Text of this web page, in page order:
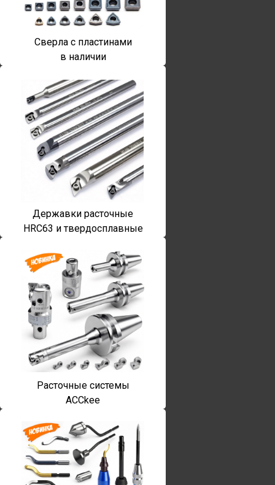
Сверла с пластинами
в наличии
Державки расточные
HRC63 и твердосплавные
Расточные системы
ACCkee